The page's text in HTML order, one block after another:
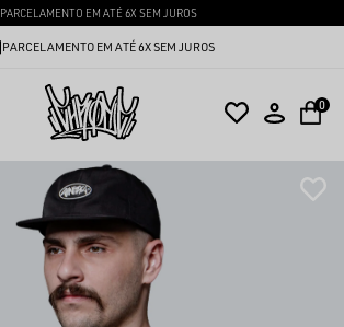
PARCELAMENTO EM ATÉ 6X SEM JUROS
PARCELAMENTO EM ATÉ 6X SEM JUROS
0